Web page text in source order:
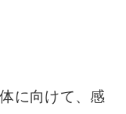
に向けて、感